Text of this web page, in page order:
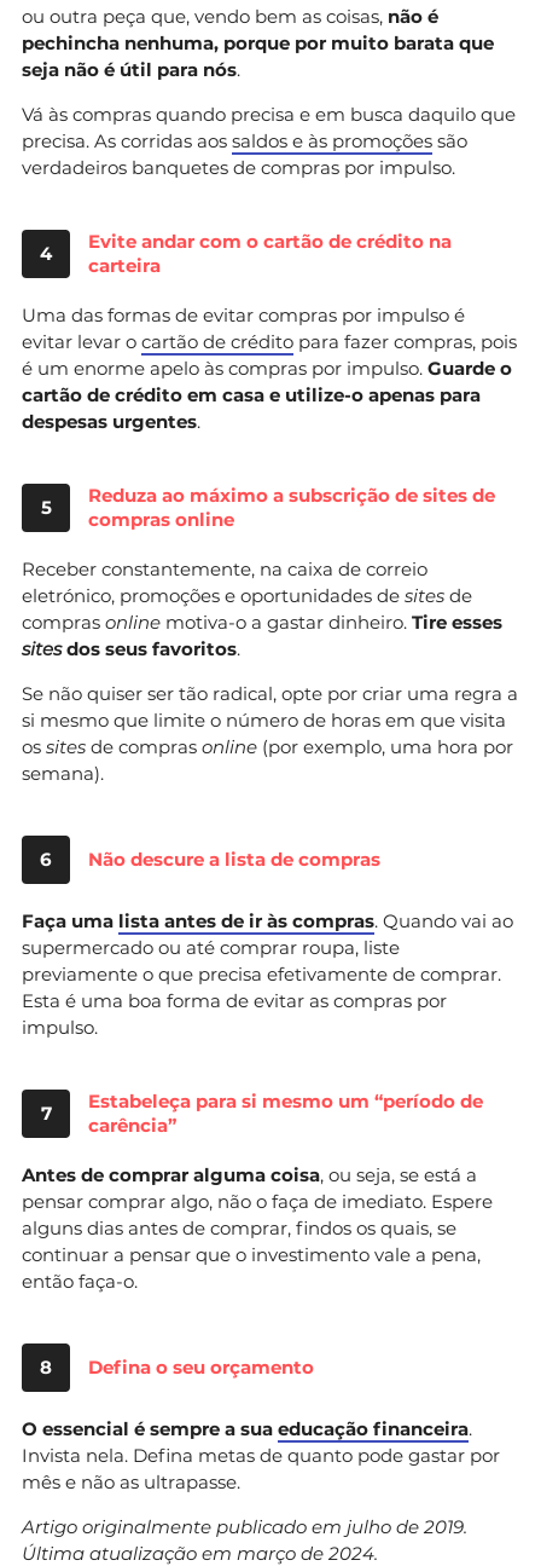
ou outra peça que, vendo bem as coisas, não é
pechincha nenhuma, porque por muito barata que
seja não é útil para nós.
Vá às compras quando precisa e em busca daquilo que
precisa. As corridas aos saldos e às promoções são
verdadeiros banquetes de compras por impulso.
4
Evite andar com o cartão de crédito na
carteira
Uma das formas de evitar compras por impulso é
evitar levar o cartão de crédito para fazer compras, pois
é um enorme apelo às compras por impulso. Guarde o
cartão de crédito em casa e utilize-o apenas para
despesas urgentes.
5
Reduza ao máximo a subscrição de sites de
compras online
Receber constantemente, na caixa de correio
eletrónico, promoções e oportunidades de sites de
compras online motiva-o a gastar dinheiro. Tire esses
sitesdos seus favoritos.
Se não quiser ser tão radical, opte por criar uma regra a
si mesmo que limite o número de horas em que visita
os sites de compras online (por exemplo, uma hora por
semana).
6 Não descure a lista de compras
Faça uma lista antes de ir às compras. Quando vai ao
supermercado ou até comprar roupa, liste
previamente o que precisa efetivamente de comprar.
Esta é uma boa forma de evitar as compras por
impulso.
7
Estabeleça para si mesmo um “período de
carência”
Antes de comprar alguma coisa, ou seja, se está a
pensar comprar algo, não o faça de imediato. Espere
alguns dias antes de comprar, findos os quais, se
continuar a pensar que o investimento vale a pena,
então faça-o.
8 Defina o seu orçamento
O essencial é sempre a sua educação financeira.
Invista nela. Defina metas de quanto pode gastar por
mês e não as ultrapasse.
Artigo originalmente publicado em julho de 2019.
Última atualização em março de 2024.